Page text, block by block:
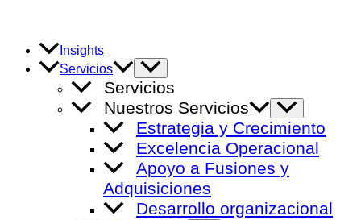
contenido
Insights
Servicios
Alternar
menú
Servicios
Nuestros Servicios
Alternar
menú
Estrategia y Crecimiento
Excelencia Operacional
Apoyo a Fusiones y
Adquisiciones
Desarrollo organizacional